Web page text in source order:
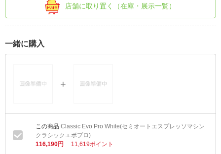
店舗に取り置く（在庫・展示一覧）
一緒に購入
Classic Evo Pro White(セミオートエスプレッソマシン
クラシックエボプロ)
116,190円
11,619ポイント